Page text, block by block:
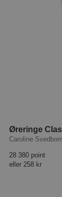
Øreringe
Caroline Svedbom
28 380 point
eller 258 kr